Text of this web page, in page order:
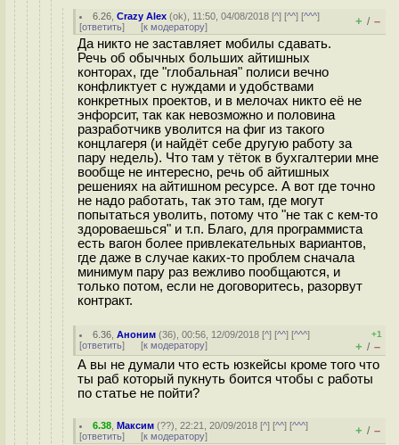
6.26 ,Crazy Alex (ok), 11:50, 04/08/2018 [^] [^^] [^^^]
[ответить] [к модератору] + / –
Да никто не заставляет мобилы сдавать.
Речь об обычных больших айтишных
конторах, где "глобальная" полиси вечно
конфликтует с нуждами и удобствами
конкретных проектов, и в мелочах никто её не
энфорсит, так как невозможно и половина
разработчикв уволится на фиг из такого
концлагеря (и найдёт себе другую работу за
пару недель). Что там у тёток в бухгалтерии мне
вообще не интересно, речь об айтишных
решениях на айтишном ресурсе. А вот где точно
не надо работать, так это там, где могут
попытаться уволить, потому что "не так с кем-то
здороваешься" и т.п. Благо, для программиста
есть вагон более привлекательных вариантов,
где даже в случае каких-то проблем сначала
минимум пару раз вежливо пообщаются, и
только потом, если не договоритесь, разорвут
контракт.
6.36 ,Аноним (36), 00:56, 12/09/2018 [^] [^^] [^^^]
[ответить] [к модератору]
+1
+ / –
А вы не думали что есть юзкейсы кроме того что
ты раб который пyкнуть боится чтобы с работы
по статье не пойти?
6.38 ,Максим (??), 22:21, 20/09/2018 [^] [^^] [^^^]
[ответить] [к модератору] + / –